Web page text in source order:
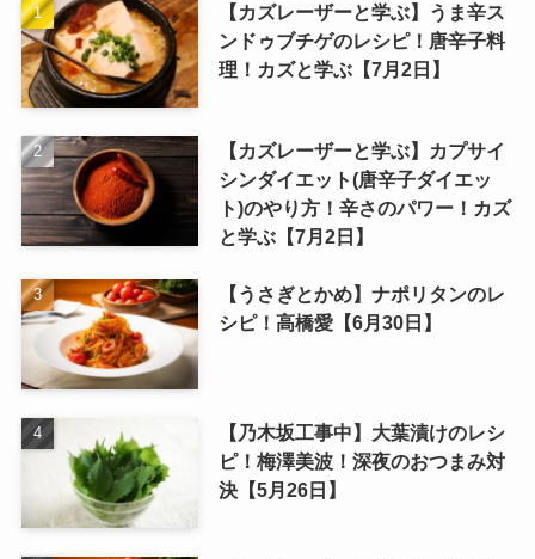
【カズレーザーと学ぶ】うま辛ス
ンドゥブチゲのレシピ！唐辛子料
理！カズと学ぶ【7月2日】
【カズレーザーと学ぶ】カプサイ
シンダイエット(唐辛子ダイエッ
ト)のやり方！辛さのパワー！カズ
と学ぶ【7月2日】
【うさぎとかめ】ナポリタンのレ
シピ！高橋愛【6月30日】
【乃木坂工事中】大葉漬けのレシ
ピ！梅澤美波！深夜のおつまみ対
決【5月26日】